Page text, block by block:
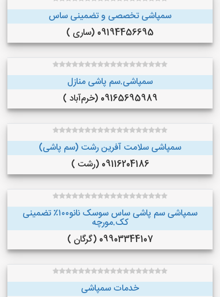
سمپاشی تخصصی و تضمینی ساس
09194456695 (ساری )
سمپاشی.سم پاشی منازل
09165695989 (خرم‌آباد )
سمپاشی سلامت آفرین رشت (سم پاشی)
09116204186 (رشت )
سمپاشی سم پاشی ساس سوسک نانو۱۰۰٪ تضمینی
کک.مورچه
09903344107 (گرگان )
خدمات سمپاشی